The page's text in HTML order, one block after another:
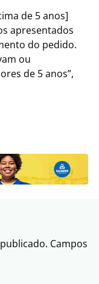
de 5 anos]
apresentados
do pedido.
ou
de 5 anos”,
Campos